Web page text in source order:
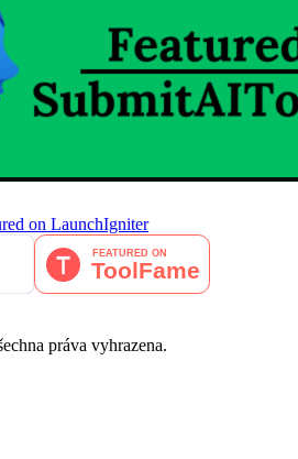
práva vyhrazena.